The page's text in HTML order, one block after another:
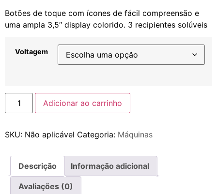
Botões de toque com ícones de fácil compreensão e
uma ampla 3,5″ display colorido. 3 recipientes solúveis
Voltagem
Adicionar ao carrinho
SKU: Não aplicável Categoria: Máquinas
Descrição Informação adicional
Avaliações (0)